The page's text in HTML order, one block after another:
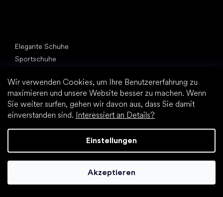
Wir verwenden Cookies, um Ihre Benutzererfahrung zu
maximieren und unsere Website besser zu machen. Wenn
Sie weiter surfen, gehen wir davon aus, dass Sie damit
einverstanden sind. Interessiert an Details?
Einstellungen
Akzeptieren
Elegante Schuhe
Sportschuhe
Weiße Sneakers
Top Marken
Be Lenka
Camper
Groundies